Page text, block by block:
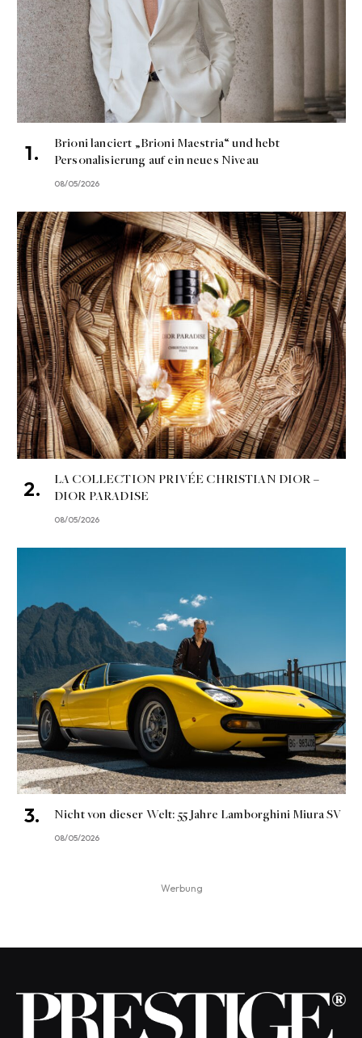
Brioni lanciert „Brioni Maestria“ und hebt
Personalisierung auf ein neues Niveau
08/05/2026
LA COLLECTION PRIVÉE CHRISTIAN DIOR –
DIOR PARADISE
08/05/2026
Nicht von dieser Welt: 55 Jahre Lamborghini Miura SV
08/05/2026
Werbung